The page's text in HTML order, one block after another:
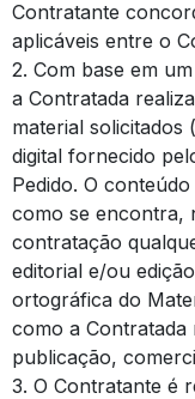
Contratante
aplicáveis entre o
2. Com base em
a Contratada
material
digital fornecido
Pedido. O
como se encontra,
contratação
editorial e/ou
ortográfica do
como a Contratada
publicação,
3. O Contratante é